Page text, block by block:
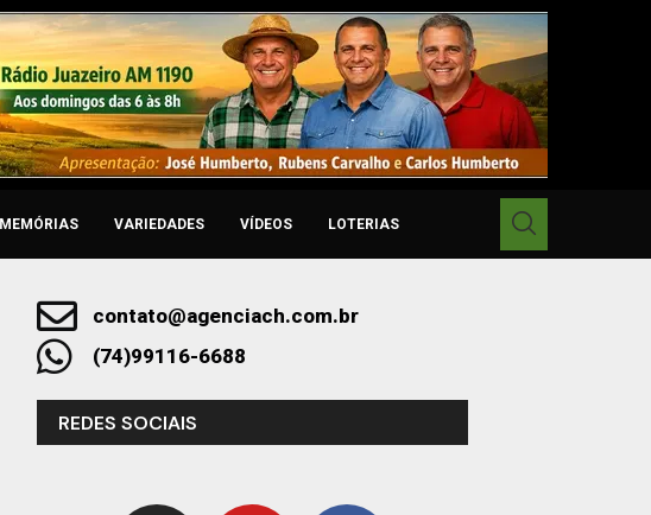
MEMÓRIAS VARIEDADES VÍDEOS LOTERIAS
contato@agenciach.com.br
(74)99116-6688
REDES SOCIAIS